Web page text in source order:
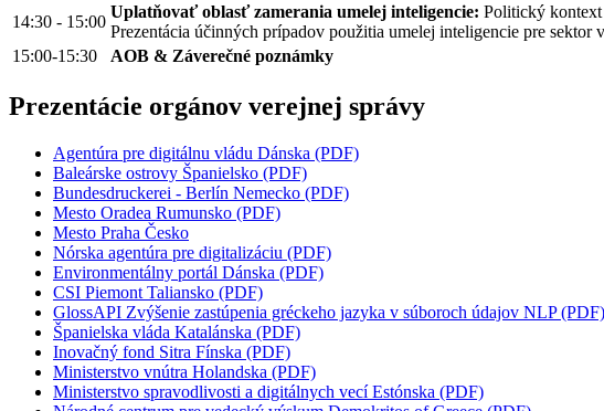
14:30 - 15:00
Uplatňovať oblasť zamerania umelej inteligencie: Politický kontext
Prezentácia účinných prípadov použitia umelej inteligencie pre sektor
15:00-15:30
AOB & Záverečné poznámky
Prezentácie orgánov verejnej správy
Agentúra pre digitálnu vládu Dánska (PDF)
Baleárske ostrovy Španielsko (PDF)
Bundesdruckerei - Berlín Nemecko (PDF)
Mesto Oradea Rumunsko (PDF)
Mesto Praha Česko
Nórska agentúra pre digitalizáciu (PDF)
Environmentálny portál Dánska (PDF)
CSI Piemont Taliansko (PDF)
GlossAPI Zvýšenie zastúpenia gréckeho jazyka v súboroch údajov NLP (PDF)
Španielska vláda Katalánska (PDF)
Inovačný fond Sitra Fínska (PDF)
Ministerstvo vnútra Holandska (PDF)
Ministerstvo spravodlivosti a digitálnych vecí Estónska (PDF)